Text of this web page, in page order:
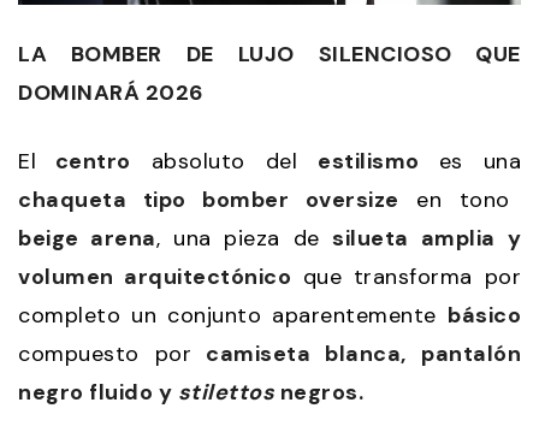
LA BOMBER DE LUJO SILENCIOSO QUE
DOMINARÁ 2026
El centro absoluto del estilismo es una
chaqueta tipo bomber oversize en tono
beige arena, una pieza desilueta amplia y
volumen arquitectónico que transforma por
completo un conjunto aparentemente básico
compuesto por camiseta blanca, pantalón
negro fluido y stilettos negros.